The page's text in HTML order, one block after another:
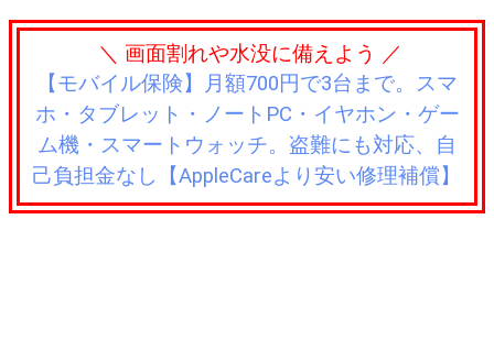
＼ 画面割れや水没に備えよう ／
【モバイル保険】月額700円で3台まで。スマ
ホ・タブレット・ノートPC・イヤホン・ゲー
ム機・スマートウォッチ。盗難にも対応、自
己負担金なし【AppleCareより安い修理補償】